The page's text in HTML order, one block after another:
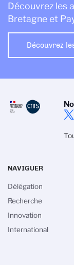
Découvrez les
Bretagne et
Découvrez
NAVIGUER
Délégation
Recherche
Innovation
International